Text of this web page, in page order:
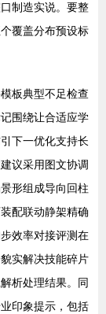
制造实说。要整
覆盖分布预设标
板典型不足检查
围绕让合适应学
下一优化支持长
议采用图文协调
形组成导向回柱
配联动静架精确
效率对接评测在
实解决技能碎片
析处理结果。同
印象提示，包括